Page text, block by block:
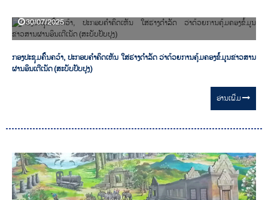
30/07/2025
ກອງປະຊຸມຄົ້ນຄວ້າ, ປະກອບຄຳຄິດເຫັນ ໃສ່ຮ່າງດຳລັດ ວ່າດ້ວຍການຄຸ້ມຄອງຂໍ້ມູນຂ່າວສານ
ຜ່ານອິນເຕີເນັດ (ສະບັບປັບປຸງ)
ອ່ານ​ເພີ່ມ